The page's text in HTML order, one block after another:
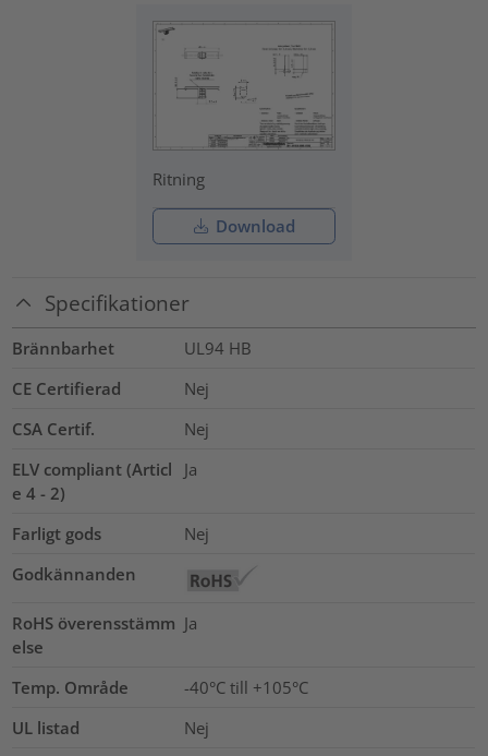
Ritning
Download
Specifikationer
Brännbarhet
UL94 HB
CE Certifierad
Nej
CSA Certif.
Nej
ELV compliant (Articl
e 4 - 2)
Ja
Farligt gods
Nej
Godkännanden
RoHS överensstämm
else
Ja
Temp. Område
-40°C till +105°C
UL listad
Nej